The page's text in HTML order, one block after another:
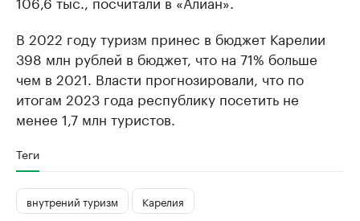
В 2022 году туризм принес в бюджет Карелии
398 млн рублей в бюджет, что на 71% больше
чем в 2021. Власти прогнозировали, что по
итогам 2023 года республику посетить не
менее 1,7 млн туристов.
Теги
внутрений туризм Карелия